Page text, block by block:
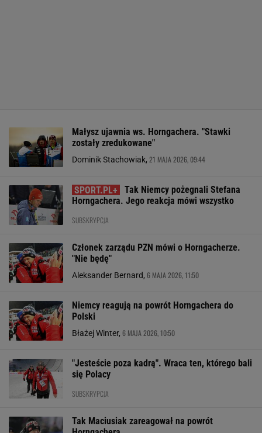
Małysz ujawnia ws. Horngachera. "Stawki
zostały zredukowane"
Dominik Stachowiak, 21 MAJA 2026, 09:44
Tak Niemcy pożegnali Stefana
Horngachera. Jego reakcja mówi wszystko
SUBSKRYPCJA
Członek zarządu PZN mówi o Horngacherze.
"Nie będę"
Aleksander Bernard, 6 MAJA 2026, 11:50
Niemcy reagują na powrót Horngachera do
Polski
Błażej Winter, 6 MAJA 2026, 10:50
"Jesteście poza kadrą". Wraca ten, którego bali
się Polacy
SUBSKRYPCJA
Tak Maciusiak zareagował na powrót